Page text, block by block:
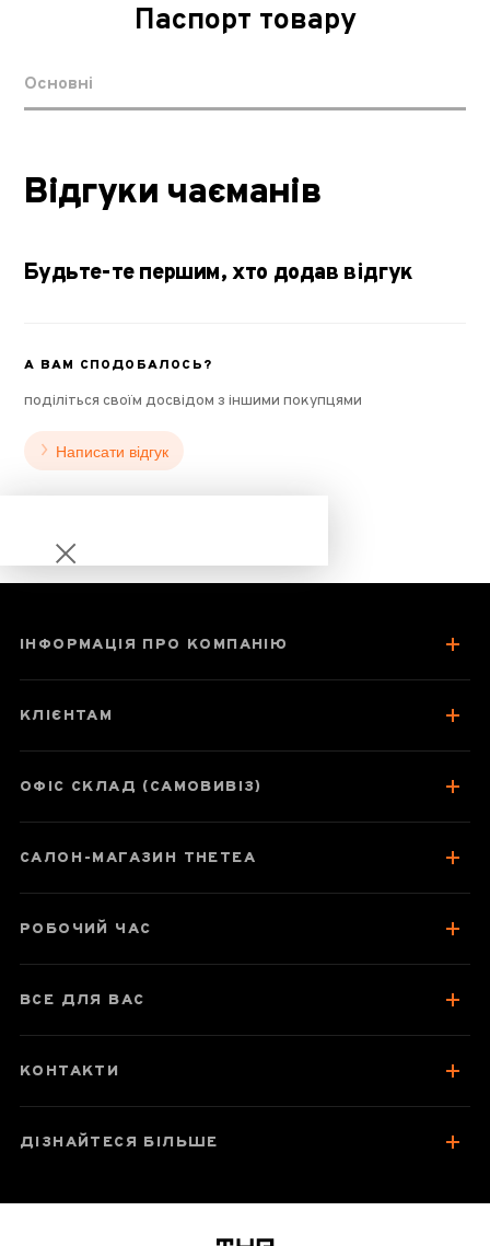
Паспорт товару
Основні
Відгуки чаєманів
Будьте-те першим, хто додав відгук
А ВАМ СПОДОБАЛОСЬ?
поділіться своїм досвідом з іншими покупцями
Написати відгук
ІНФОРМАЦІЯ ПРО КОМПАНІЮ
КЛІЄНТАМ
ОФІС СКЛАД (САМОВИВІЗ)
САЛОН-МАГАЗИН THETEA
РОБОЧИЙ ЧАС
ВСЕ ДЛЯ ВАС
КОНТАКТИ
ДІЗНАЙТЕСЯ БІЛЬШЕ